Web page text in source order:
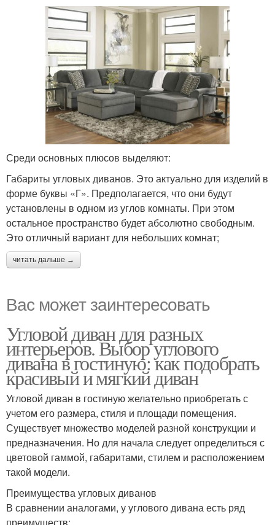
Среди основных плюсов выделяют:
Габариты угловых диванов. Это актуально для изделий в
форме буквы «Г». Предполагается, что они будут
установлены в одном из углов комнаты. При этом
остальное пространство будет абсолютно свободным.
Это отличный вариант для небольших комнат;
читать дальше →
Вас может заинтересовать
Угловой диван для разных
интерьеров. Выбор углового
дивана в гостиную: как подобрать
красивый и мягкий диван
Угловой диван в гостиную желательно приобретать с
учетом его размера, стиля и площади помещения.
Существует множество моделей разной конструкции и
предназначения. Но для начала следует определиться с
цветовой гаммой, габаритами, стилем и расположением
такой модели.
Преимущества угловых диванов
В сравнении аналогами, у углового дивана есть ряд